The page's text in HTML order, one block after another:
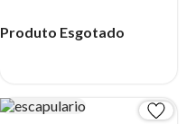
Produto Esgotado